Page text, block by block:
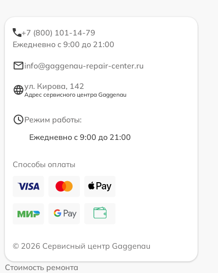
+7 (800) 101-14-79
Ежедневно с 9:00 до 21:00
info@gaggenau-repair-center.ru
ул. Кирова, 142
Адрес сервисного центра Gaggenau
Режим работы:
Ежедневно с 9:00 до 21:00
Способы оплаты
© 2026 Сервисный центр Gaggenau
Стоимость ремонта